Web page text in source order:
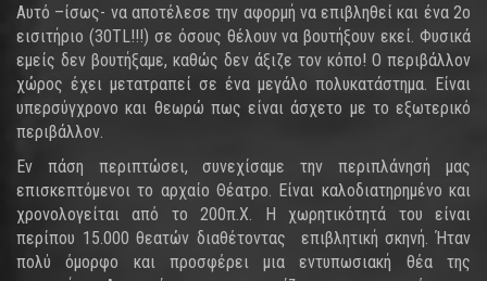
Αυτό –ίσως- να αποτέλεσε την αφορμή να επιβληθεί και ένα 2ο
εισιτήριο (30TL!!!) σε όσους θέλουν να βουτήξουν εκεί. Φυσικά
εμείς δεν βουτήξαμε, καθώς δεν άξιζε τον κόπο! Ο περιβάλλον
χώρος έχει μετατραπεί σε ένα μεγάλο πολυκατάστημα. Είναι
υπερσύγχρονο και θεωρώ πως είναι άσχετο με το εξωτερικό
περιβάλλον.
Εν πάση περιπτώσει, συνεχίσαμε την περιπλάνησή μας
επισκεπτόμενοι το αρχαίο Θέατρο. Είναι καλοδιατηρημένο και
χρονολογείται από το 200π.Χ. Η χωρητικότητά του είναι
περίπου 15.000 θεατών διαθέτοντας επιβλητική σκηνή. Ήταν
πολύ όμορφο και προσφέρει μια εντυπωσιακή θέα της